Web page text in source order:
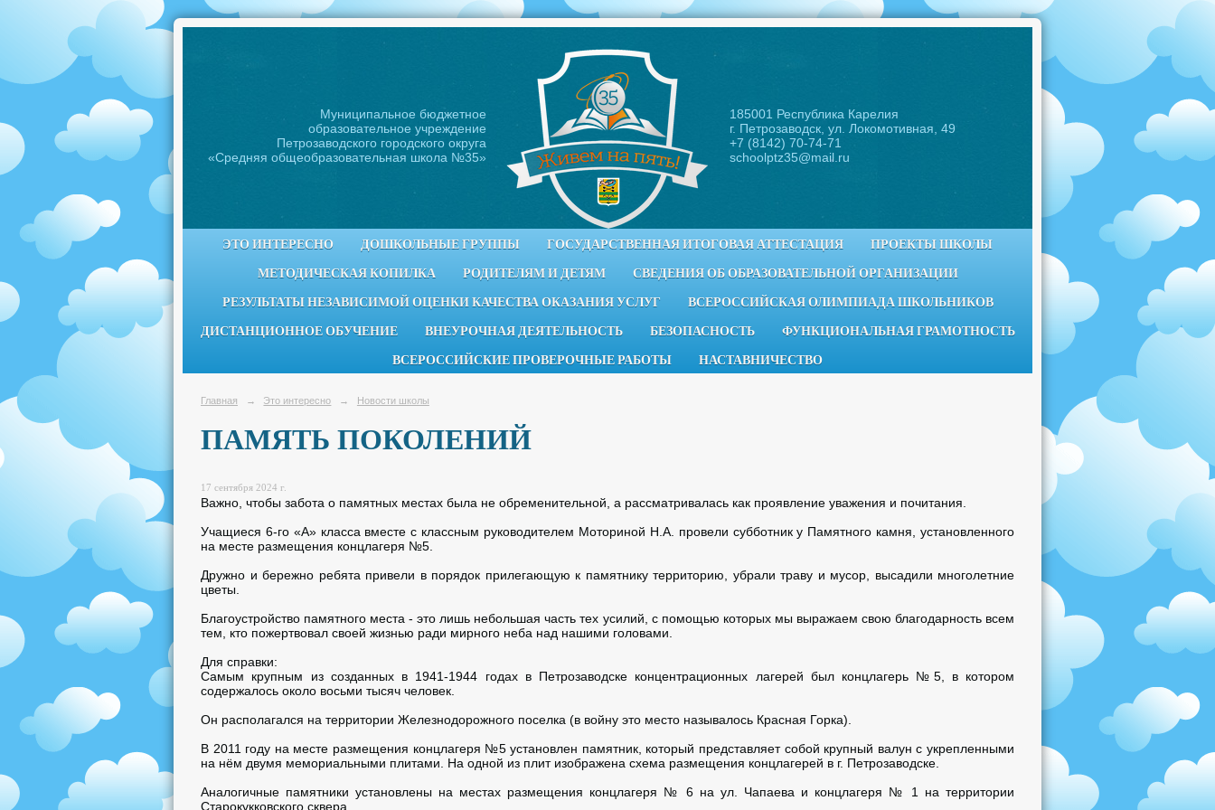
Муниципальное бюджетное
образовательное учреждение
Петрозаводского городского округа
«Средняя общеобразовательная школа №35»
185001 Республика Карелия
г. Петрозаводск, ул. Локомотивная, 49
+7 (8142) 70-74-71
schoolptz35@mail.ru
ЭТО ИНТЕРЕСНО ДОШКОЛЬНЫЕ ГРУППЫ ГОСУДАРСТВЕННАЯ ИТОГОВАЯ АТТЕСТАЦИЯ
ПРОЕКТЫ ШКОЛЫ
МЕТОДИЧЕСКАЯ КОПИЛКА
РОДИТЕЛЯМ И ДЕТЯМ
СВЕДЕНИЯ ОБ ОБРАЗОВАТЕЛЬНОЙ ОРГАНИЗАЦИИ
РЕЗУЛЬТАТЫ НЕЗАВИСИМОЙ ОЦЕНКИ КАЧЕСТВА ОКАЗАНИЯ УСЛУГ
ВСЕРОССИЙСКАЯ ОЛИМПИАДА ШКОЛЬНИКОВ
ДИСТАНЦИОННОЕ ОБУЧЕНИЕ
ВНЕУРОЧНАЯ ДЕЯТЕЛЬНОСТЬ БЕЗОПАСНОСТЬ
ФУНКЦИОНАЛЬНАЯ ГРАМОТНОСТЬ
ВСЕРОССИЙСКИЕ ПРОВЕРОЧНЫЕ РАБОТЫ
НАСТАВНИЧЕСТВО
Главная → Это интересно → Новости школы
ПАМЯТЬ ПОКОЛЕНИЙ
17 сентября 2024 г.
Важно, чтобы забота о памятных местах была не обременительной, а рассматривалась как проявление уважения и почитания.
Учащиеся 6-го «А» класса вместе с классным руководителем Моториной Н.А. провели субботник у Памятного камня, установленного
на месте размещения концлагеря №5.
Дружно и бережно ребята привели в порядок прилегающую к памятнику территорию, убрали траву и мусор, высадили многолетние
цветы.
Благоустройство памятного места - это лишь небольшая часть тех усилий, с помощью которых мы выражаем свою благодарность всем
тем, кто пожертвовал своей жизнью ради мирного неба над нашими головами.
Для справки:
Самым крупным из созданных в 1941-1944 годах в Петрозаводске концентрационных лагерей был концлагерь №5, в котором
содержалось около восьми тысяч человек.
Он располагался на территории Железнодорожного поселка (в войну это место называлось Красная Горка).
В 2011 году на месте размещения концлагеря №5 установлен памятник, который представляет собой крупный валун с укрепленными
на нём двумя мемориальными плитами. На одной из плит изображена схема размещения концлагерей в г. Петрозаводске.
Аналогичные памятники установлены на местах размещения концлагеря № 6 на ул. Чапаева и концлагеря № 1 на территории
Старокукковского сквера.